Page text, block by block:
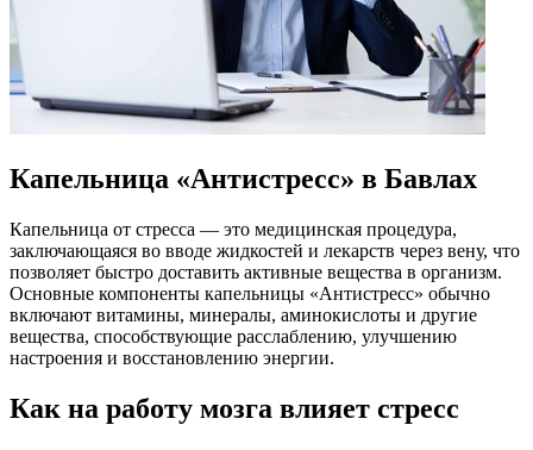
Капельница «Антистресс» в Бавлах
Капельница от стресса — это медицинская процедура,
заключающаяся во вводе жидкостей и лекарств через вену, что
позволяет быстро доставить активные вещества в организм.
Основные компоненты капельницы «Антистресс» обычно
включают витамины, минералы, аминокислоты и другие
вещества, способствующие расслаблению, улучшению
настроения и восстановлению энергии.
Как на работу мозга влияет стресс